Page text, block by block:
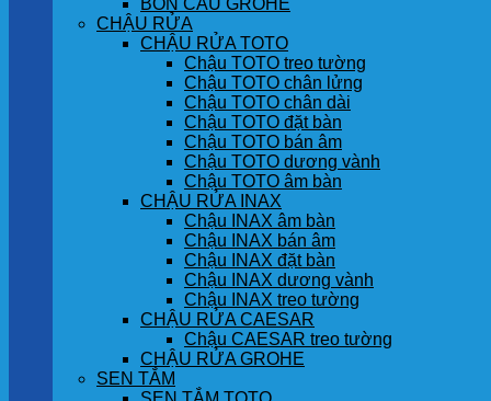
BỒN CẦU GROHE
CHẬU RỬA
CHẬU RỬA TOTO
Chậu TOTO treo tường
Chậu TOTO chân lửng
Chậu TOTO chân dài
Chậu TOTO đặt bàn
Chậu TOTO bán âm
Chậu TOTO dương vành
Chậu TOTO âm bàn
CHẬU RỬA INAX
Chậu INAX âm bàn
Chậu INAX bán âm
Chậu INAX đặt bàn
Chậu INAX dương vành
Chậu INAX treo tường
CHẬU RỬA CAESAR
Chậu CAESAR treo tường
CHẬU RỬA GROHE
SEN TẮM